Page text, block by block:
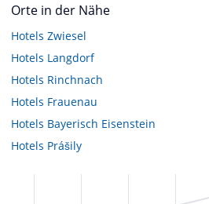
Orte in der Nähe
Hotels Zwiesel
Hotels Langdorf
Hotels Rinchnach
Hotels Frauenau
Hotels Bayerisch Eisenstein
Hotels Prášily